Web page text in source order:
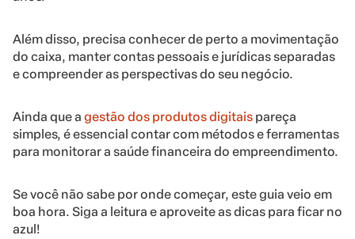
Além disso, precisa conhecer de perto a movimentação
do caixa, manter contas pessoais e jurídicas separadas
e compreender as perspectivas do seu negócio.
Ainda que a gestão dos produtos digitais pareça
simples, é essencial contar com métodos e ferramentas
para monitorar a saúde financeira do empreendimento.
Se você não sabe por onde começar, este guia veio em
boa hora. Siga a leitura e aproveite as dicas para ficar no
azul!